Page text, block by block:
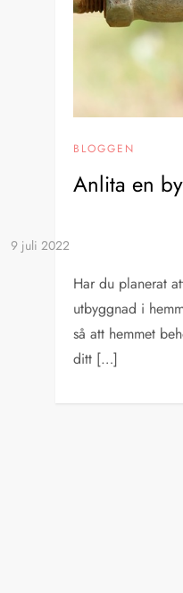
BLOGGEN
Anlita en
Har du planerat
utbyggnad i
så att hemmet
ditt […]